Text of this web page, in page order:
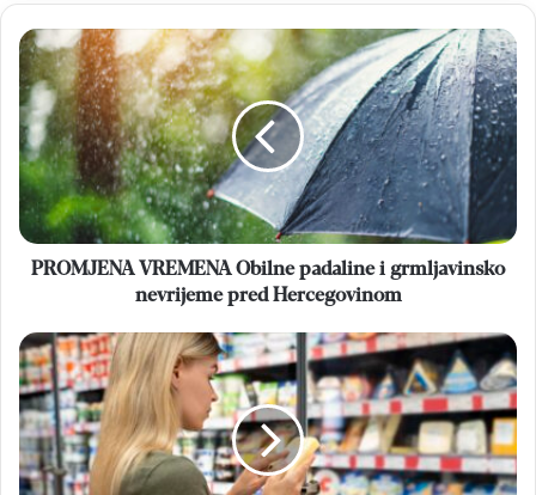
PROMJENA
VREMENA
Obilne
padaline
i
grmljavinsko
nevrijeme
pred
Hercegovinom
PROMJENA VREMENA Obilne padaline i grmljavinsko
nevrijeme pred Hercegovinom
FAO
AGENCIJA
UN-
a
Cijene
osnovnih